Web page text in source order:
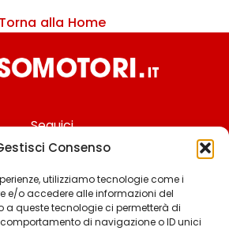
Consenso
utilizziamo tecnologie come i
e/o accedere alle informazioni del
a queste tecnologie ci permetterà di
di navigazione o ID unici
Torna alla Home
Seguici
Chi siamo